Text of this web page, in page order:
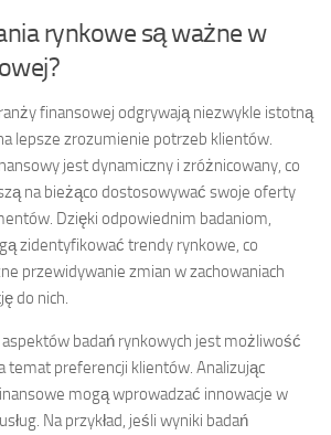
rynkowe są ważne w
finansowej odgrywają niezwykle istotną
lepsze zrozumienie potrzeb klientów.
jest dynamiczny i zróżnicowany, co
na bieżąco dostosowywać swoje oferty
Dzięki odpowiednim badaniom,
zidentyfikować trendy rynkowe, co
przewidywanie zmian w zachowaniach
do nich.
aspektów badań rynkowych jest możliwość
temat preferencji klientów. Analizując
mogą wprowadzać innowacje w
Na przykład, jeśli wyniki badań